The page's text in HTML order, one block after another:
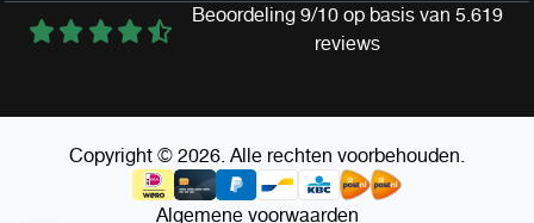
Beoordeling 9/10 op basis van 5.619
reviews
Copyright © 2026. Alle rechten voorbehouden.
Algemene voorwaarden